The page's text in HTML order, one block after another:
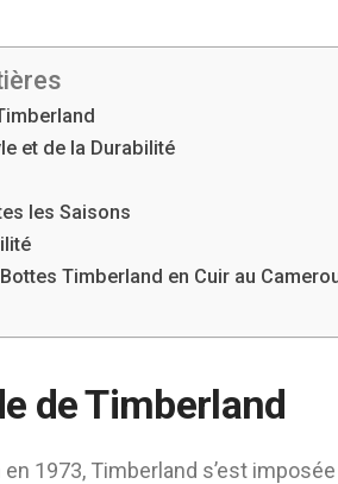
et de la Durabilité
les Saisons
Timberland en Cuir au
de Timberland
1973, Timberland s’est